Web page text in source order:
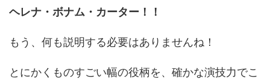
ヘレナ・ボナム・カーター！！
もう、何も説明する必要はありませんね！
とにかくものすごい幅の役柄を、確かな演技力でこ